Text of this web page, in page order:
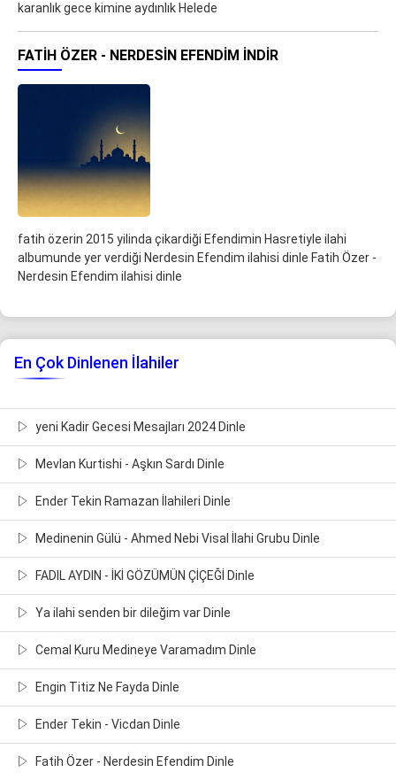
karanlık gece kimine aydınlık Helede
FATIH ÖZER - NERDESIN EFENDIM İNDIR
fatih özerin 2015 yilinda çikardiği Efendimin Hasretiyle ilahi
albumunde yer verdiği Nerdesin Efendim ilahisi dinle Fatih Özer -
Nerdesin Efendim ilahisi dinle
En Çok Dinlenen İlahiler
yeni Kadir Gecesi Mesajları 2024 Dinle
Mevlan Kurtishi - Aşkın Sardı Dinle
Ender Tekin Ramazan İlahileri Dinle
Medinenin Gülü - Ahmed Nebi Visal İlahi Grubu Dinle
FADIL AYDIN - İKİ GÖZÜMÜN ÇİÇEĞİ Dinle
Ya ilahi senden bir dileğim var Dinle
Cemal Kuru Medineye Varamadım Dinle
Engin Titiz Ne Fayda Dinle
Ender Tekin - Vicdan Dinle
Fatih Özer - Nerdesin Efendim Dinle